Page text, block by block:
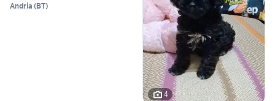
Andria (BT)
4